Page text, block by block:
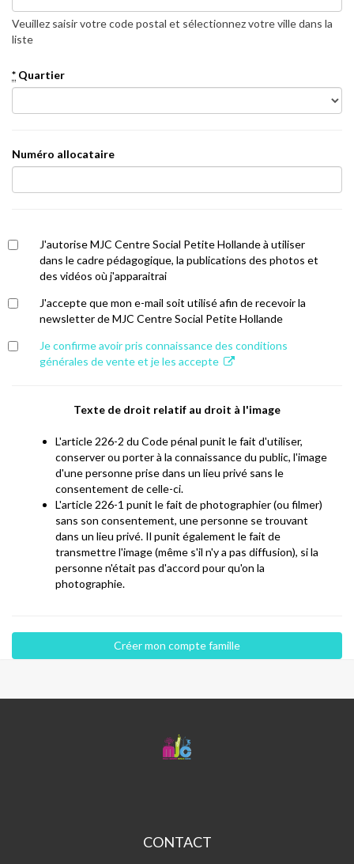
Ville
Veuillez saisir votre code postal et sélectionnez votre ville dans la
liste
* Quartier
Numéro allocataire
J'autorise MJC Centre Social Petite Hollande à utiliser
dans le cadre pédagogique, la publications des photos et
des vidéos où j'apparaitrai
J'accepte que mon e-mail soit utilisé afin de recevoir la
newsletter de MJC Centre Social Petite Hollande
Je confirme avoir pris connaissance des conditions
générales de vente et je les accepte
Texte de droit relatif au droit à l'image
L'article 226-2 du Code pénal punit le fait d'utiliser,
conserver ou porter à la connaissance du public, l'image
d'une personne prise dans un lieu privé sans le
consentement de celle-ci.
L'article 226-1 punit le fait de photographier (ou filmer)
sans son consentement, une personne se trouvant
dans un lieu privé. Il punit également le fait de
transmettre l'image (même s'il n'y a pas diffusion), si la
personne n'était pas d'accord pour qu'on la
photographie.
MJC
CENTRE
CONTACT